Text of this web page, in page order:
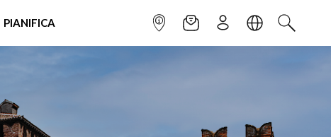
PIANIFICA INFOPOINTNEWSLETTER
ISCRIVITILINGUACERCA